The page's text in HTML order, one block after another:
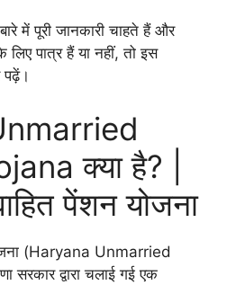
में पूरी जानकारी चाहते हैं और
पात्र हैं या नहीं, तो इस
क्या है? |
पेंशन योजना
(Haryana Unmarried
सरकार द्वारा चलाई गई एक